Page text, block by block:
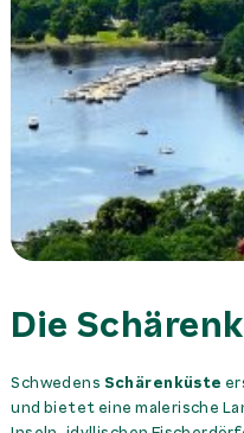
Die
Schwedens Schärenküste
und bietet eine malerische